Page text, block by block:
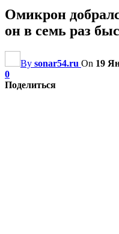
Омикрон
он в семь раз
By sonar54.ru On 19
0
Поделиться